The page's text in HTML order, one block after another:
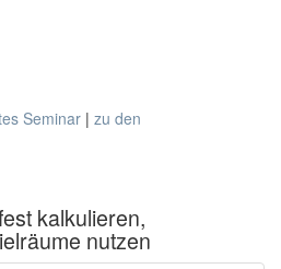
Seminar | zu den
kalkulieren,
nutzen